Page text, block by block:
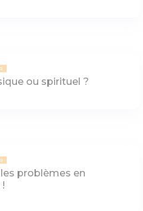
ou spirituel ?
problèmes en